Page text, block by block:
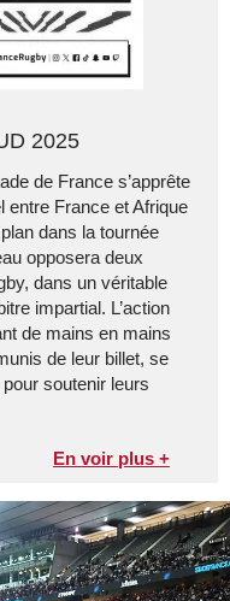
2025
de France s’apprête
entre France et Afrique
dans la tournée
opposera deux
dans un véritable
impartial. L’action
de mains en mains
de leur billet, se
soutenir leurs
En voir plus +